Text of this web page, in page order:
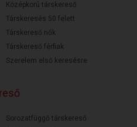
Középkorú társkereső
Társkeresés 50 felett
Társkereső nők
Társkereső férfiak
Szerelem első keresésre
Sorozatfüggő társkereső